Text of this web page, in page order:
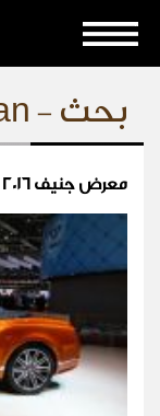
بحث - Nissan
معرض جنيف 2016 - 2015